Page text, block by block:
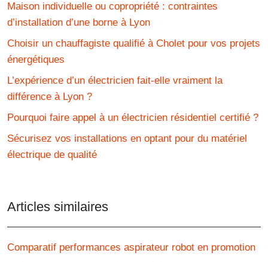
Maison individuelle ou copropriété : contraintes
d’installation d’une borne à Lyon
Choisir un chauffagiste qualifié à Cholet pour vos projets
énergétiques
L’expérience d’un électricien fait-elle vraiment la
différence à Lyon ?
Pourquoi faire appel à un électricien résidentiel certifié ?
Sécurisez vos installations en optant pour du matériel
électrique de qualité
Articles similaires
Comparatif performances aspirateur robot en promotion